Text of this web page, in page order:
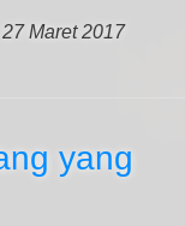
27 Maret 2017
yang